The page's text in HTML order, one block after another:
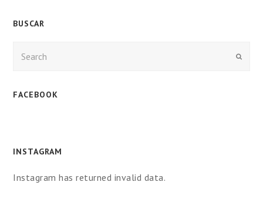
BUSCAR
Enviar
FACEBOOK
INSTAGRAM
Instagram has returned invalid data.